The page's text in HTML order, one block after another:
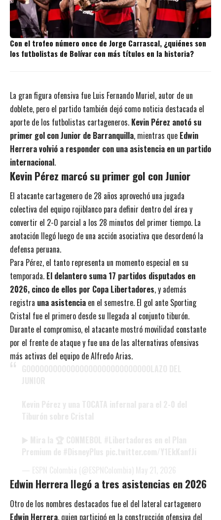
Con el trofeo número once de Jorge Carrascal, ¿quiénes son
los futbolistas de Bolívar con más títulos en la historia?
La gran figura ofensiva fue Luis Fernando Muriel, autor de un
doblete, pero el partido también dejó como noticia destacada el
aporte de los futbolistas cartageneros. Kevin Pérez anotó su
primer gol con Junior de Barranquilla, mientras que Edwin
Herrera volvió a responder con una asistencia en un partido
internacional.
Kevin Pérez marcó su primer gol con Junior
El atacante cartagenero de 28 años aprovechó una jugada
colectiva del equipo rojiblanco para definir dentro del área y
convertir el 2-0 parcial a los 28 minutos del primer tiempo. La
anotación llegó luego de una acción asociativa que desordenó la
defensa peruana.
Para Pérez, el tanto representa un momento especial en su
temporada. El delantero suma 17 partidos disputados en
2026, cinco de ellos por Copa Libertadores, y además
registra una asistencia en el semestre. El gol ante Sporting
Cristal fue el primero desde su llegada al conjunto tiburón.
Durante el compromiso, el atacante mostró movilidad constante
por el frente de ataque y fue una de las alternativas ofensivas
más activas del equipo de Alfredo Arias.
Edwin Herrera llegó a tres asistencias en 2026
Otro de los nombres destacados fue el del lateral cartagenero
Edwin Herrera, quien participó en la construcción ofensiva del